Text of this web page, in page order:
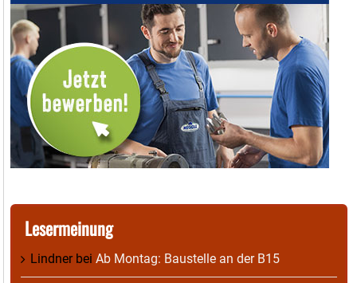
Lesermeinung
Lindnerbei Ab Montag: Baustelle an der B15